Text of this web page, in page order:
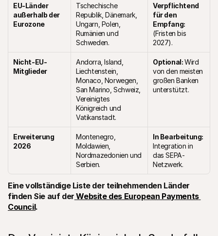
EU-Länder
außerhalb der
Eurozone
Tschechische
Republik, Dänemark,
Ungarn, Polen,
Rumänien und
Schweden.
Verpflichtend
für den
(Fristen bis
2027).
Nicht-EU-
Mitglieder
Andorra, Island,
Liechtenstein,
Monaco, Norwegen,
San Marino, Schweiz,
Vereinigtes
Königreich und
Vatikanstadt.
Optional: Wird
von den meisten
großen Banken
unterstützt.
Erweiterung
2026
Montenegro,
Moldawien,
Nordmazedonien und
Serbien.
Integration in
das SEPA-
Netzwerk.
Eine vollständige Liste der teilnehmenden Länder
finden Sie auf der Website des European Payments
Council.